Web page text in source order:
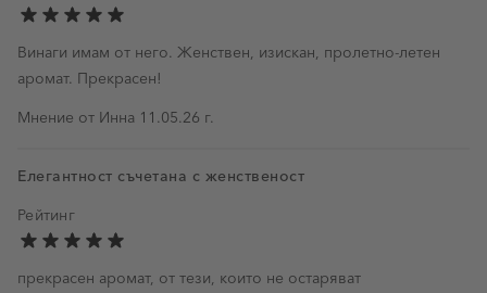
Винаги имам от него. Женствен, изискан, пролетно-летен
аромат. Прекрасен!
Мнение от Инна 11 май 2026 г.
11.05.26 г.
Елегантност съчетана с женственост
Рейтинг
прекрасен аромат, от тези, които не остаряват